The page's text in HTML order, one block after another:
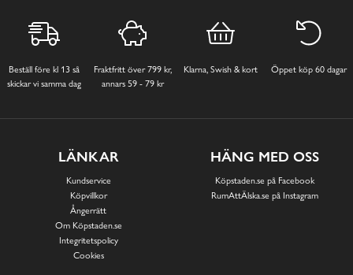
Beställ före kl 13 så
skickar vi samma dag
Fraktfritt över 799 kr,
annars 59 - 79 kr
Klarna, Swish & kort Öppet köp 60 dagar
LÄNKAR
Kundservice
Köpvillkor
Ångerrätt
Om Köpstaden.se
Integritetspolicy
Cookies
HÄNG MED OSS
Köpstaden.se på Facebook
RumAttÄlska.se på Instagram